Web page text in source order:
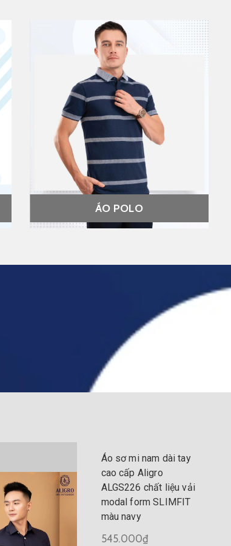
ÁO POLO
Áo sơ mi nam dài tay
cao cấp Aligro
ALGS226 chất liệu vải
modal form SLIMFIT
màu navy
545.000₫